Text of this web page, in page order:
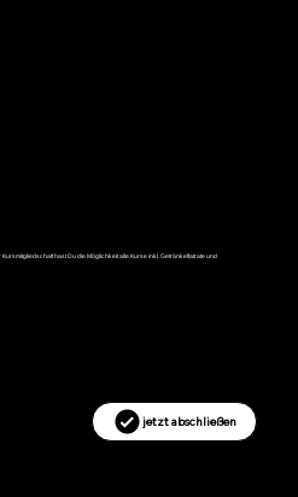
hast Du die Möglichkeit alle Kurse inkl. Getränkeflatrate und
jetzt abschließen